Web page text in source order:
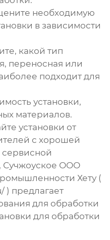
необходимую
в зависимости
какой тип
переносная или
подходит для
установки,
материалов.
установки от
с хорошей
Сучжоуское ООО
Хету (
) предлагает
для обработки
для обработки